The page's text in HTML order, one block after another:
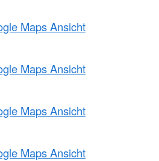
Maps Ansicht
Maps Ansicht
Maps Ansicht
Maps Ansicht